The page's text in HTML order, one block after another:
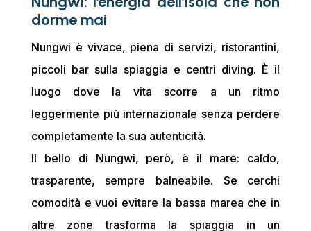
dorme mai
Nungwi è vivace, piena di servizi, ristorantini,
piccoli bar sulla spiaggia e centri diving. È il
luogo dove la vita scorre a un ritmo
leggermente più internazionale senza perdere
completamente la sua autenticità.
Il bello di Nungwi, però, è il mare: caldo,
trasparente, sempre balneabile. Se cerchi
comodità e vuoi evitare la bassa marea che in
altre zone trasforma la spiaggia in un